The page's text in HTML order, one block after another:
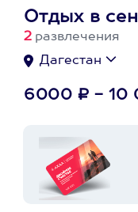
Отдых в
2 развлечения
Дагестан
6000 ₽ - 10